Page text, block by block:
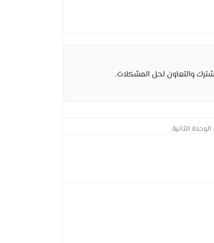
والتعاون لحل المشكلات.
الثانية.